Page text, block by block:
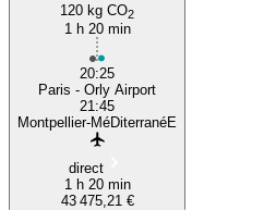
120 kg CO2
1 h 20 min
20:25
Paris - Orly Airport
21:45
Montpellier-MéDiterranéE
direct
1 h 20 min
43 475,21 €